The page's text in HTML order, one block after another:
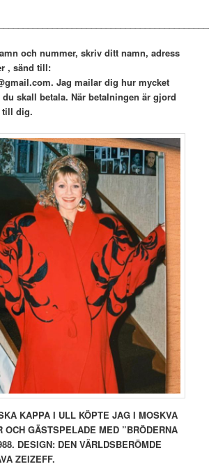
och nummer, skriv ditt namn, adress
, sänd till:
Jag mailar dig hur mycket
skall betala. När betalningen är gjord
till dig.
KAPPA I ULL KÖPTE JAG I MOSKVA
OCH GÄSTSPELADE MED ”BRÖDERNA
DESIGN: DEN VÄRLDSBERÖMDE
ZEIZEFF.